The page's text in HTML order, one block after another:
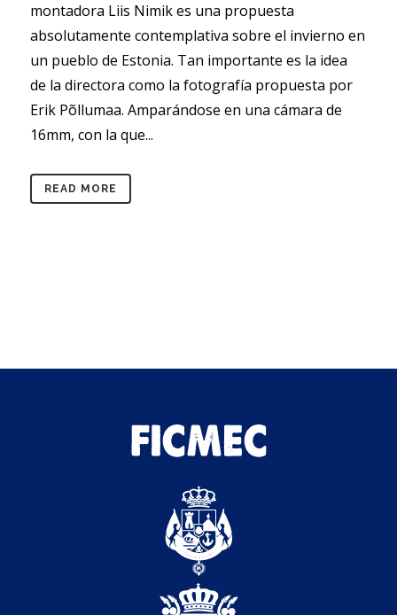
montadora Liis Nimik es una propuesta
absolutamente contemplativa sobre el invierno en
un pueblo de Estonia. Tan importante es la idea
de la directora como la fotografía propuesta por
Erik Põllumaa. Amparándose en una cámara de
16mm, con la que...
READ MORE